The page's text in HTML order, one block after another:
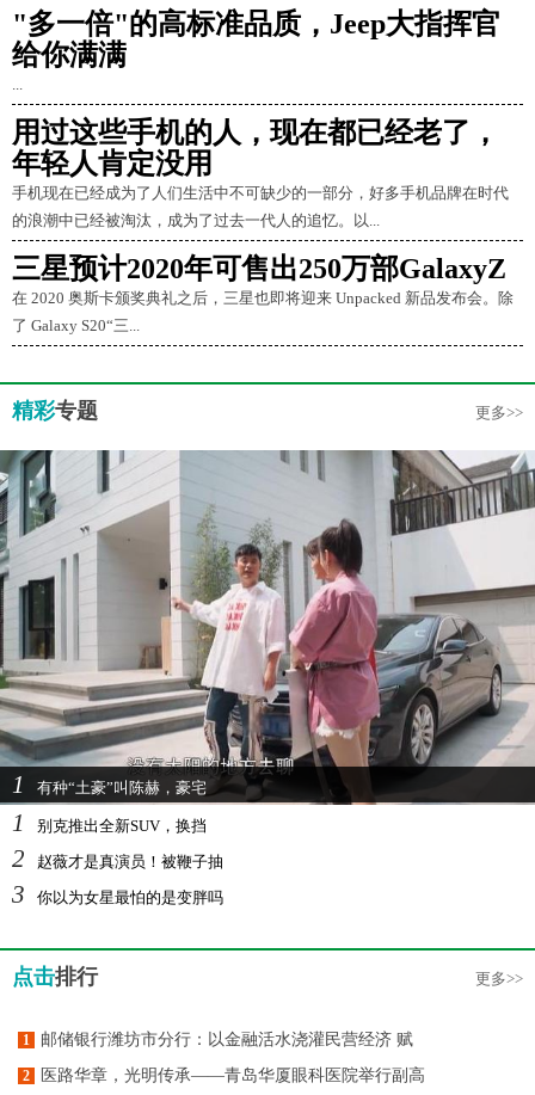
"多一倍"的高标准品质，Jeep大指挥官
给你满满
...
用过这些手机的人，现在都已经老了，
年轻人肯定没用
手机现在已经成为了人们生活中不可缺少的一部分，好多手机品牌在时代
的浪潮中已经被淘汰，成为了过去一代人的追忆。以...
三星预计2020年可售出250万部GalaxyZ
在 2020 奥斯卡颁奖典礼之后，三星也即将迎来 Unpacked 新品发布会。除
了 Galaxy S20“三...
精彩专题 更多>>
1 有种“土豪”叫陈赫，豪宅
1 别克推出全新SUV，换挡
2 赵薇才是真演员！被鞭子抽
3 你以为女星最怕的是变胖吗
点击排行 更多>>
1 邮储银行潍坊市分行：以金融活水浇灌民营经济 赋
2 医路华章，光明传承——青岛华厦眼科医院举行副高